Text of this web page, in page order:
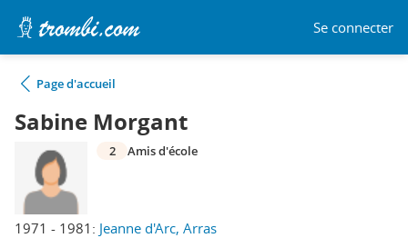
Se connecter
Page d'accueil
Sabine Morgant
1971 - 1981: Jeanne d'Arc, Arras
2 Amis d'école